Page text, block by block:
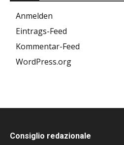
Anmelden
Eintrags-Feed
Kommentar-Feed
WordPress.org
Consiglio redazionale